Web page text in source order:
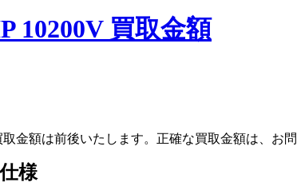
10200V 買取金額
額は前後いたします。正確な買取金額は、お問
様